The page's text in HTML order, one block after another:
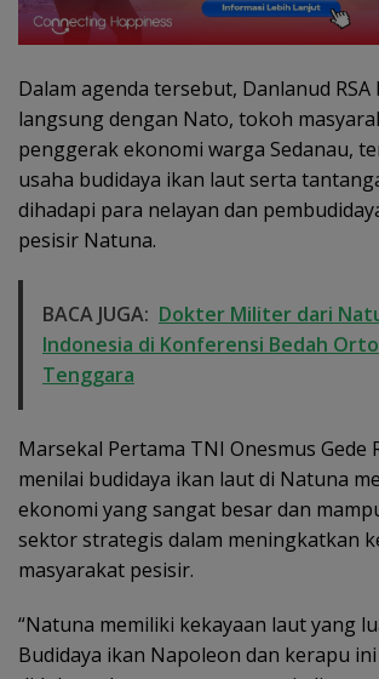
Dalam agenda tersebut, Danlanud
langsung dengan Nato, tokoh
penggerak ekonomi warga Sedanau,
usaha budidaya ikan laut serta
dihadapi para nelayan dan
pesisir Natuna.
BACA JUGA: Dokter Militer dari
Indonesia di Konferensi Bedah
Tenggara
Marsekal Pertama TNI Onesmus Gede
menilai budidaya ikan laut di Natuna
ekonomi yang sangat besar dan
sektor strategis dalam meningkatkan
masyarakat pesisir.
“Natuna memiliki kekayaan laut yang
Budidaya ikan Napoleon dan kerapu